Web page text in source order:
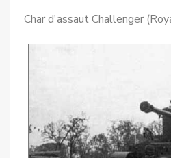
Char d'assaut Challenger